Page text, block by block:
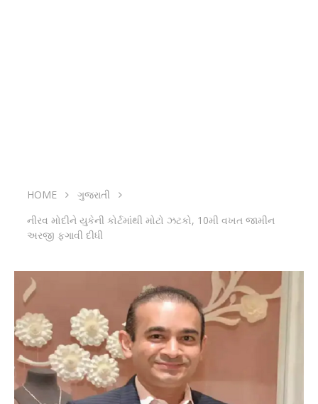
HOME
ગુજરાતી
નીરવ મોદીને યુકેની કોર્ટમાંથી મોટો ઝટકો, 10મી વખત જામીન
અરજી ફગાવી દીધી